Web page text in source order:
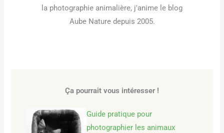
la photographie animalière, j'anime le blog
Aube Nature depuis 2005.
Ça pourrait vous intéresser !
Guide pratique pour
photographier les animaux